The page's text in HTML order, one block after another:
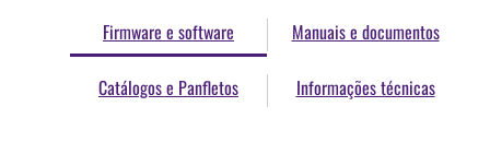
Firmware e software Manuais e documentos
Catálogos e Panfletos Informações técnicas